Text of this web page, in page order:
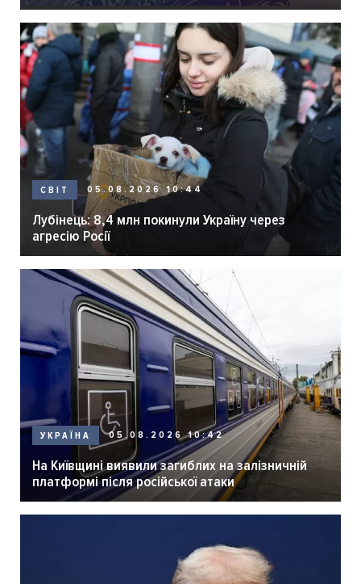
СВІТ 05.08.2026 10:44
Лубінець: 8,4 млн покинули Україну через
агресію Росії
УКРАЇНА 05.08.2026 10:42
На Київщині виявили загиблих на залізничній
платформі після російської атаки